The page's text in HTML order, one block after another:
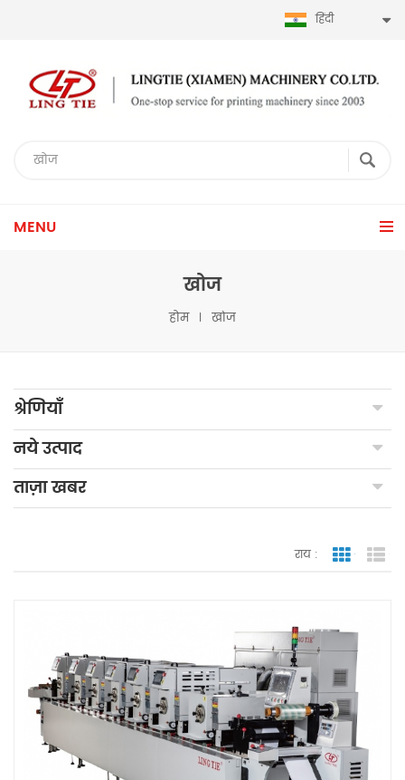
हिंदी
MENU
खोज
होम खोज
श्रेणियाँ
नये उत्पाद
ताज़ा खबर
राय : जाली